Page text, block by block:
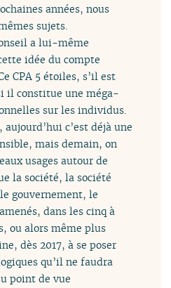
années, nous
sujets.
a lui-même
idée du compte
CPA 5 étoiles, s’il est
il constitue une méga-
sur les individus.
aujourd’hui c’est déjà une
mais demain, on
usages autour de
la société, la société
gouvernement, le
dans les cinq à
ou alors même plus
dès 2017, à se poser
qu’il ne faudra
point de vue